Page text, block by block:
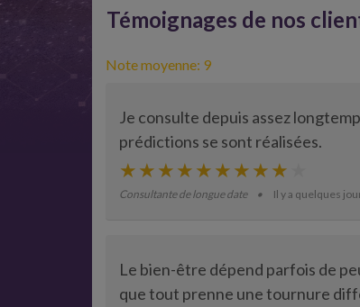
Témoignages de nos
Note moyenne: 9
Je consulte depuis assez
prédictions se sont réalisées.
Consultante de longue date Il y a quelques
Le bien-être dépend parfois de
que tout prenne une tournure